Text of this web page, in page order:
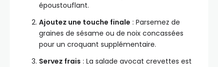
époustouflant.
Ajoutez une touche finale : Parsemez de
graines de sésame ou de noix concassées
pour un croquant supplémentaire.
Servez frais : La salade avocat crevettes est